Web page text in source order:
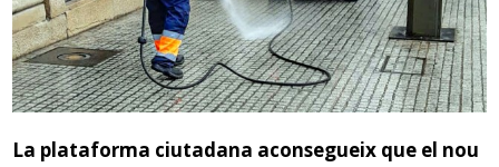
La plataforma ciutadana aconsegueix que el nou